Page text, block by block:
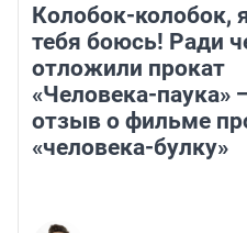
Колобок-колобок,
тебя боюсь! Ради
отложили прокат
«Человека-паука»
отзыв о фильме
«человека-булку»